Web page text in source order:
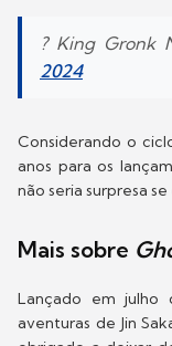
? King Gronk
2024
Considerando o
anos para os
não seria surpresa
Mais sobre
Lançado em julho
aventuras de Jin